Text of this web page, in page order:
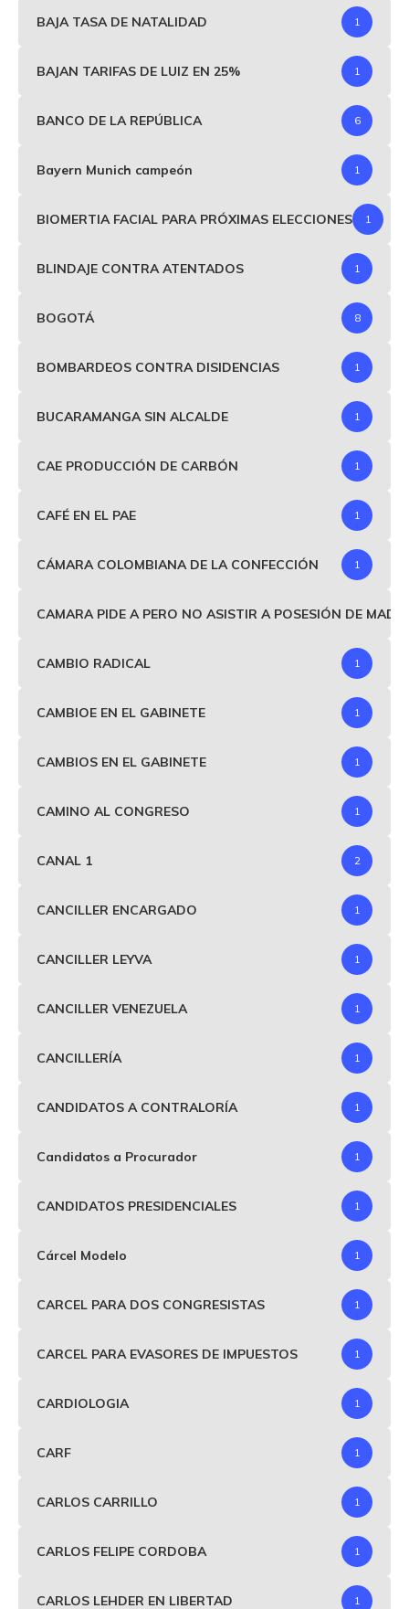
BAJA TASA DE NATALIDAD 1
BAJAN TARIFAS DE LUIZ EN 25% 1
BANCO DE LA REPÚBLICA 6
Bayern Munich campeón 1
BIOMERTIA FACIAL PARA PRÓXIMAS ELECCIONES 1
BLINDAJE CONTRA ATENTADOS 1
BOGOTÁ 8
BOMBARDEOS CONTRA DISIDENCIAS 1
BUCARAMANGA SIN ALCALDE 1
CAE PRODUCCIÓN DE CARBÓN 1
CAFÉ EN EL PAE 1
CÁMARA COLOMBIANA DE LA CONFECCIÓN 1
CAMARA PIDE A PERO NO ASISTIR A POSESIÓN DE
CAMBIO RADICAL 1
CAMBIOE EN EL GABINETE 1
CAMBIOS EN EL GABINETE 1
CAMINO AL CONGRESO 1
CANAL 1 2
CANCILLER ENCARGADO 1
CANCILLER LEYVA 1
CANCILLER VENEZUELA 1
CANCILLERÍA 1
CANDIDATOS A CONTRALORÍA 1
Candidatos a Procurador 1
CANDIDATOS PRESIDENCIALES 1
Cárcel Modelo 1
CARCEL PARA DOS CONGRESISTAS 1
CARCEL PARA EVASORES DE IMPUESTOS 1
CARDIOLOGIA 1
CARF 1
CARLOS CARRILLO 1
CARLOS FELIPE CORDOBA 1
CARLOS LEHDER EN LIBERTAD 1